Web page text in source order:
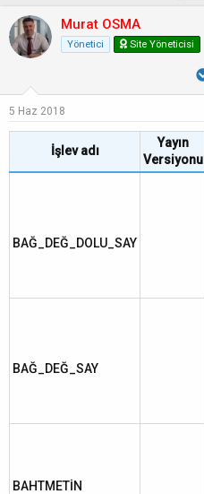
u
b
a
a
t
a
g
ı
ç
r
h
Murat OSMA
Yönetici Site Yöneticisi
5 Haz 2018
İşlev adı
Yayın
Versiyonu
BAĞ_DEĞ_DOLU_SAY
BAĞ_DEĞ_SAY
BAHTMETİN